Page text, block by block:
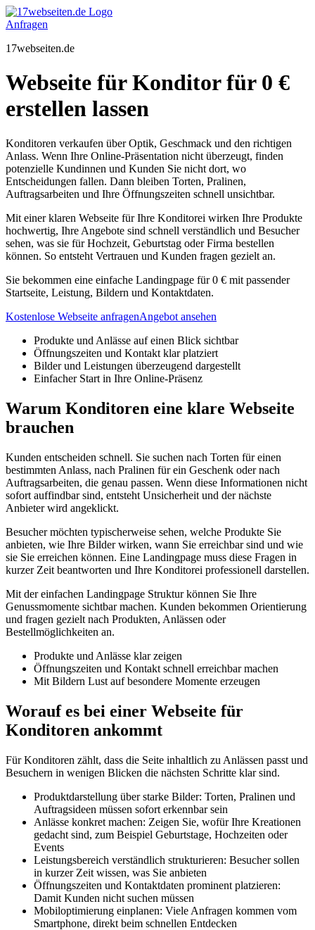
Zum
Inhalt
Anfragen
17webseiten.de
Webseite für Konditor für 0 €
erstellen lassen
Konditoren verkaufen über Optik, Geschmack und den richtigen
Anlass. Wenn Ihre Online-Präsentation nicht überzeugt, finden
potenzielle Kundinnen und Kunden Sie nicht dort, wo
Entscheidungen fallen. Dann bleiben Torten, Pralinen,
Auftragsarbeiten und Ihre Öffnungszeiten schnell unsichtbar.
Mit einer klaren Webseite für Ihre Konditorei wirken Ihre Produkte
hochwertig, Ihre Angebote sind schnell verständlich und Besucher
sehen, was sie für Hochzeit, Geburtstag oder Firma bestellen
können. So entsteht Vertrauen und Kunden fragen gezielt an.
Sie bekommen eine einfache Landingpage für 0 € mit passender
Startseite, Leistung, Bildern und Kontaktdaten.
Kostenlose Webseite anfragenAngebot ansehen
Produkte und Anlässe auf einen Blick sichtbar
Öffnungszeiten und Kontakt klar platziert
Bilder und Leistungen überzeugend dargestellt
Einfacher Start in Ihre Online-Präsenz
Warum Konditoren eine klare Webseite
brauchen
Kunden entscheiden schnell. Sie suchen nach Torten für einen
bestimmten Anlass, nach Pralinen für ein Geschenk oder nach
Auftragsarbeiten, die genau passen. Wenn diese Informationen nicht
sofort auffindbar sind, entsteht Unsicherheit und der nächste
Anbieter wird angeklickt.
Besucher möchten typischerweise sehen, welche Produkte Sie
anbieten, wie Ihre Bilder wirken, wann Sie erreichbar sind und wie
sie Sie erreichen können. Eine Landingpage muss diese Fragen in
kurzer Zeit beantworten und Ihre Konditorei professionell darstellen.
Mit der einfachen Landingpage Struktur können Sie Ihre
Genussmomente sichtbar machen. Kunden bekommen Orientierung
und fragen gezielt nach Produkten, Anlässen oder
Bestellmöglichkeiten an.
Produkte und Anlässe klar zeigen
Öffnungszeiten und Kontakt schnell erreichbar machen
Mit Bildern Lust auf besondere Momente erzeugen
Worauf es bei einer Webseite für
Konditoren ankommt
Für Konditoren zählt, dass die Seite inhaltlich zu Anlässen passt und
Besuchern in wenigen Blicken die nächsten Schritte klar sind.
Produktdarstellung über starke Bilder: Torten, Pralinen und
Auftragsideen müssen sofort erkennbar sein
Anlässe konkret machen: Zeigen Sie, wofür Ihre Kreationen
gedacht sind, zum Beispiel Geburtstage, Hochzeiten oder
Events
Leistungsbereich verständlich strukturieren: Besucher sollen
in kurzer Zeit wissen, was Sie anbieten
Öffnungszeiten und Kontaktdaten prominent platzieren:
Damit Kunden nicht suchen müssen
Mobiloptimierung einplanen: Viele Anfragen kommen vom
Smartphone, direkt beim schnellen Entdecken